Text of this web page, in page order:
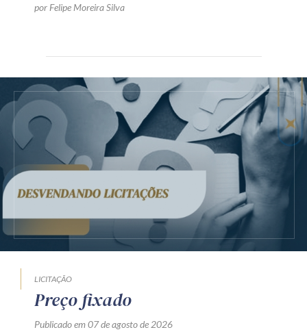
por Felipe Moreira Silva
LICITAÇÃO
Preço fixado
Publicado em 07 de agosto de 2026